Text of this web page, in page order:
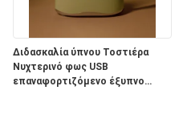
Διδασκαλία ύπνου Τοστιέρα
Νυχτερινό φως USB
επαναφορτιζόμενο έξυπνο